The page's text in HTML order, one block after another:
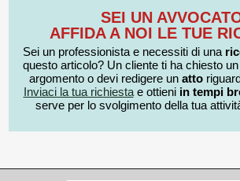
SEI UN
AFFIDA A NOI LE TUE
Sei un professionista e necessiti di una
questo articolo? Un cliente ti ha chiesto un
argomento o devi redigere un atto
Inviaci la tua richiestae ottieni in tempi
serve per lo svolgimento della tua